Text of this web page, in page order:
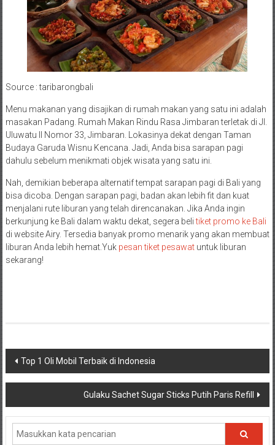
Source : taribarongbali
Menu makanan yang disajikan di rumah makan yang satu ini adalah
masakan Padang. Rumah Makan Rindu Rasa Jimbaran terletak di Jl.
Uluwatu II Nomor 33, Jimbaran. Lokasinya dekat dengan Taman
Budaya Garuda Wisnu Kencana. Jadi, Anda bisa sarapan pagi
dahulu sebelum menikmati objek wisata yang satu ini.
Nah, demikian beberapa alternatif tempat sarapan pagi di Bali yang
bisa dicoba. Dengan sarapan pagi, badan akan lebih fit dan kuat
menjalani rute liburan yang telah direncanakan. Jika Anda ingin
berkunjung ke Bali dalam waktu dekat, segera belitiket promo ke Bali
di website Airy. Tersedia banyak promo menarik yang akan membuat
liburan Anda lebih hemat.Yuk pesan tiket pesawatuntuk liburan
sekarang!
Navigasi
pos
Top 1 Oli Mobil Terbaik di Indonesia
Gulaku Sachet Sugar Sticks Putih Paris Refill